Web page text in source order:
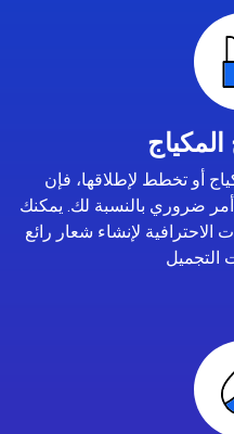
أو تخطط لإطلاقها، فإن
ضروري بالنسبة لك. يمكنك
الاحترافية لإنشاء شعار رائع